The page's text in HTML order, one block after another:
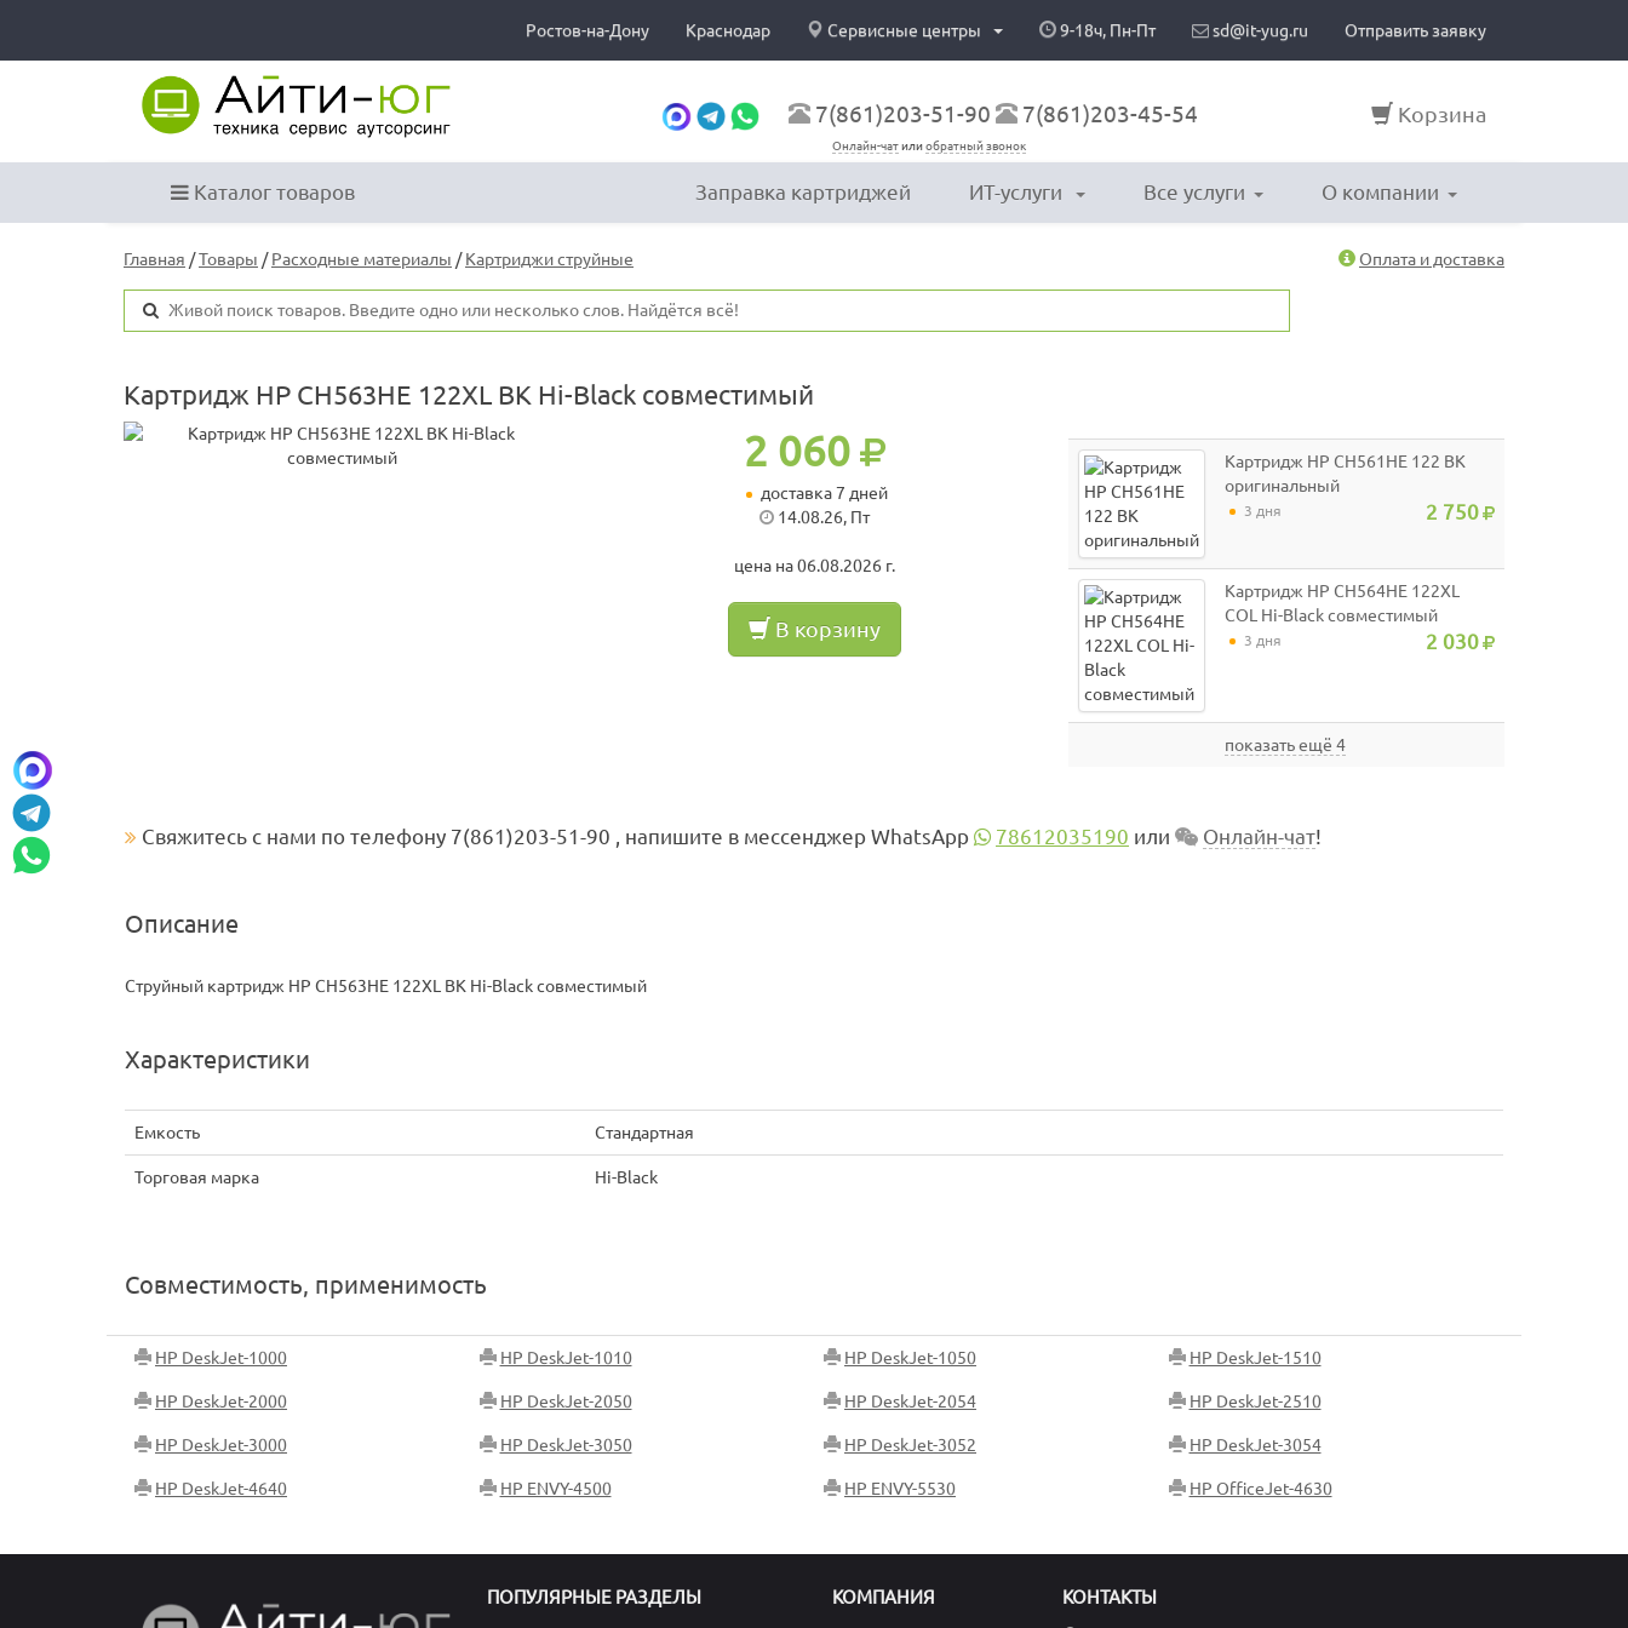
Ростов-на-Дону Краснодар Сервисные центры 9-18ч, Пн-Пт sd@it-yug.ru Отправить заявку
7(861)203-51-90 7(861)203-45-54
Онлайн-чатилиобратный звонок
Корзина
Каталог товаров Заправка картриджей ИТ-услуги Все услуги О компании
Главная /Товары /Расходные материалы /Картриджи струйные Оплата и доставка
Картридж HP CH563HE 122XL BK Hi-Black совместимый
2 060
доставка 7 дней
14.08.26, Пт
цена на 06.08.2026 г.
В корзину
Картридж HP CH561HE 122 BK
оригинальный
3 дня 2 750
Картридж HP CH564HE 122XL
COL Hi-Black совместимый
3 дня 2 030
показать ещё 4
Свяжитесь с нами по телефону 7(861)203-51-90 , напишите в мессенджер WhatsApp 78612035190 или Онлайн-чат!
Описание
Струйный картридж HP CH563HE 122XL BK Hi-Black совместимый
Характеристики
Емкость Стандартная
Торговая марка Hi-Black
Совместимость, применимость
HP DeskJet-1000 HP DeskJet-1010 HP DeskJet-1050 HP DeskJet-1510
HP DeskJet-2000 HP DeskJet-2050 HP DeskJet-2054 HP DeskJet-2510
HP DeskJet-3000 HP DeskJet-3050 HP DeskJet-3052 HP DeskJet-3054
HP DeskJet-4640 HP ENVY-4500 HP ENVY-5530 HP OfficeJet-4630
ПОПУЛЯРНЫЕ РАЗДЕЛЫ КОМПАНИЯ КОНТАКТЫ